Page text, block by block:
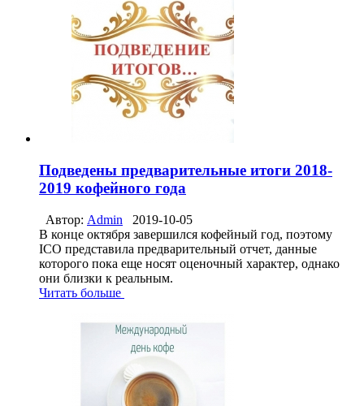
Подведены предварительные итоги 2018-
2019 кофейного года
Автор: Admin
2019-10-05
В конце октября завершился кофейный год, поэтому
ICO представила предварительный отчет, данные
которого пока еще носят оценочный характер, однако
они близки к реальным.
Читать больше